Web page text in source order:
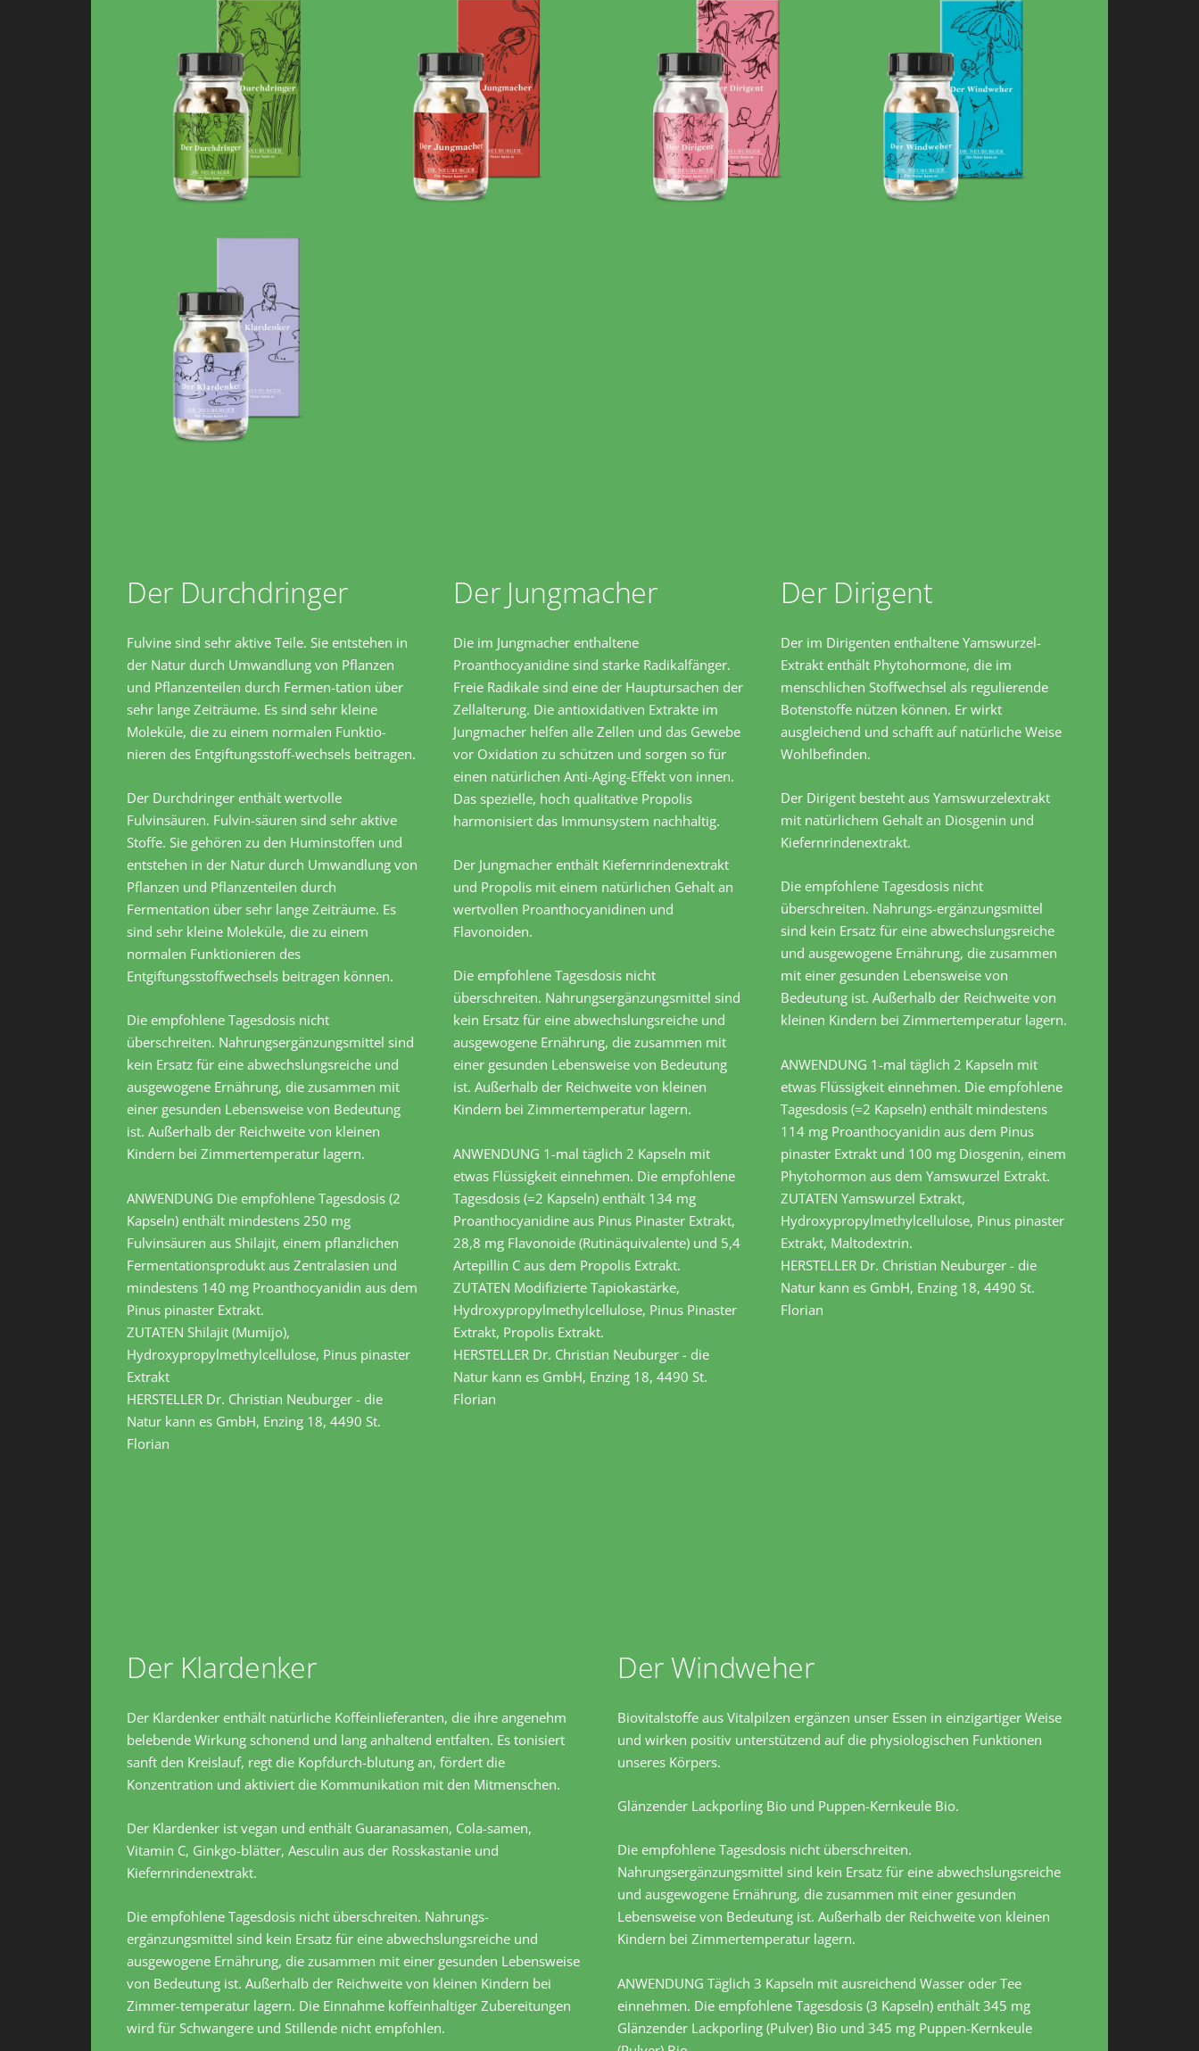
Der Durchdringer
Fulvine sind sehr aktive Teile. Sie entstehen in
der Natur durch Umwandlung von Pflanzen
und Pflanzenteilen durch Fermen-tation über
sehr lange Zeiträume. Es sind sehr kleine
Moleküle, die zu einem normalen Funktio-
nieren des Entgiftungsstoff-wechsels beitragen.
Der Durchdringer enthält wertvolle
Fulvinsäuren. Fulvin-säuren sind sehr aktive
Stoffe. Sie gehören zu den Huminstoffen und
entstehen in der Natur durch Umwandlung von
Pflanzen und Pflanzenteilen durch
Fermentation über sehr lange Zeiträume. Es
sind sehr kleine Moleküle, die zu einem
normalen Funktionieren des
Entgiftungsstoffwechsels beitragen können.
Die empfohlene Tagesdosis nicht
überschreiten. Nahrungsergänzungsmittel sind
kein Ersatz für eine abwechslungsreiche und
ausgewogene Ernährung, die zusammen mit
einer gesunden Lebensweise von Bedeutung
ist. Außerhalb der Reichweite von kleinen
Kindern bei Zimmertemperatur lagern.
ANWENDUNG Die empfohlene Tagesdosis (2
Kapseln) enthält mindestens 250 mg
Fulvinsäuren aus Shilajit, einem pflanzlichen
Fermentationsprodukt aus Zentralasien und
mindestens 140 mg Proanthocyanidin aus dem
Pinus pinaster Extrakt.
ZUTATEN Shilajit (Mumijo),
Hydroxypropylmethylcellulose, Pinus pinaster
Extrakt
HERSTELLER Dr. Christian Neuburger - die
Natur kann es GmbH, Enzing 18, 4490 St.
Florian
Der Jungmacher
Die im Jungmacher enthaltene
Proanthocyanidine sind starke Radikalfänger.
Freie Radikale sind eine der Hauptursachen der
Zellalterung. Die antioxidativen Extrakte im
Jungmacher helfen alle Zellen und das Gewebe
vor Oxidation zu schützen und sorgen so für
einen natürlichen Anti-Aging-Effekt von innen.
Das spezielle, hoch qualitative Propolis
harmonisiert das Immunsystem nachhaltig.
Der Jungmacher enthält Kiefernrindenextrakt
und Propolis mit einem natürlichen Gehalt an
wertvollen Proanthocyanidinen und
Flavonoiden.
Die empfohlene Tagesdosis nicht
überschreiten. Nahrungsergänzungsmittel sind
kein Ersatz für eine abwechslungsreiche und
ausgewogene Ernährung, die zusammen mit
einer gesunden Lebensweise von Bedeutung
ist. Außerhalb der Reichweite von kleinen
Kindern bei Zimmertemperatur lagern.
ANWENDUNG 1-mal täglich 2 Kapseln mit
etwas Flüssigkeit einnehmen. Die empfohlene
Tagesdosis (=2 Kapseln) enthält 134 mg
Proanthocyanidine aus Pinus Pinaster Extrakt,
28,8 mg Flavonoide (Rutinäquivalente) und 5,4
Artepillin C aus dem Propolis Extrakt.
ZUTATEN Modifizierte Tapiokastärke,
Hydroxypropylmethylcellulose, Pinus Pinaster
Extrakt, Propolis Extrakt.
HERSTELLER Dr. Christian Neuburger - die
Natur kann es GmbH, Enzing 18, 4490 St.
Florian
Der Dirigent
Der im Dirigenten enthaltene Yamswurzel-
Extrakt enthält Phytohormone, die im
menschlichen Stoffwechsel als regulierende
Botenstoffe nützen können. Er wirkt
ausgleichend und schafft auf natürliche Weise
Wohlbefinden.
Der Dirigent besteht aus Yamswurzelextrakt
mit natürlichem Gehalt an Diosgenin und
Kiefernrindenextrakt.
Die empfohlene Tagesdosis nicht
überschreiten. Nahrungs-ergänzungsmittel
sind kein Ersatz für eine abwechslungsreiche
und ausgewogene Ernährung, die zusammen
mit einer gesunden Lebensweise von
Bedeutung ist. Außerhalb der Reichweite von
kleinen Kindern bei Zimmertemperatur lagern.
ANWENDUNG 1-mal täglich 2 Kapseln mit
etwas Flüssigkeit einnehmen. Die empfohlene
Tagesdosis (=2 Kapseln) enthält mindestens
114 mg Proanthocyanidin aus dem Pinus
pinaster Extrakt und 100 mg Diosgenin, einem
Phytohormon aus dem Yamswurzel Extrakt.
ZUTATEN Yamswurzel Extrakt,
Hydroxypropylmethylcellulose, Pinus pinaster
Extrakt, Maltodextrin.
HERSTELLER Dr. Christian Neuburger - die
Natur kann es GmbH, Enzing 18, 4490 St.
Florian
Der Klardenker
Der Klardenker enthält natürliche Koffeinlieferanten, die ihre angenehm
belebende Wirkung schonend und lang anhaltend entfalten. Es tonisiert
sanft den Kreislauf, regt die Kopfdurch-blutung an, fördert die
Konzentration und aktiviert die Kommunikation mit den Mitmenschen.
Der Klardenker ist vegan und enthält Guaranasamen, Cola-samen,
Vitamin C, Ginkgo-blätter, Aesculin aus der Rosskastanie und
Kiefernrindenextrakt.
Die empfohlene Tagesdosis nicht überschreiten. Nahrungs-
ergänzungsmittel sind kein Ersatz für eine abwechslungsreiche und
ausgewogene Ernährung, die zusammen mit einer gesunden Lebensweise
von Bedeutung ist. Außerhalb der Reichweite von kleinen Kindern bei
Zimmer-temperatur lagern. Die Einnahme koffeinhaltiger Zubereitungen
wird für Schwangere und Stillende nicht empfohlen.
Der Windweher
Biovitalstoffe aus Vitalpilzen ergänzen unser Essen in einzigartiger Weise
und wirken positiv unterstützend auf die physiologischen Funktionen
unseres Körpers.
Glänzender Lackporling Bio und Puppen-Kernkeule Bio.
Die empfohlene Tagesdosis nicht überschreiten.
Nahrungsergänzungsmittel sind kein Ersatz für eine abwechslungsreiche
und ausgewogene Ernährung, die zusammen mit einer gesunden
Lebensweise von Bedeutung ist. Außerhalb der Reichweite von kleinen
Kindern bei Zimmertemperatur lagern.
ANWENDUNG Täglich 3 Kapseln mit ausreichend Wasser oder Tee
einnehmen. Die empfohlene Tagesdosis (3 Kapseln) enthält 345 mg
Glänzender Lackporling (Pulver) Bio und 345 mg Puppen-Kernkeule